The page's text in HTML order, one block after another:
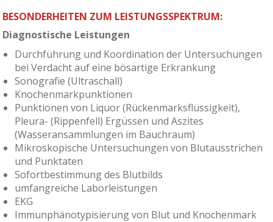
BESONDERHEITEN ZUM LEISTUNGSSPEKTRUM:
Diagnostische Leistungen
Durchführung und Koordination der Untersuchungen
bei Verdacht auf eine bösartige Erkrankung
Sonografie (Ultraschall)
Knochenmarkpunktionen
Punktionen von Liquor (Rückenmarksflüssigkeit),
Pleura- (Rippenfell) Ergüssen und Aszites
(Wasseransammlungen im Bauchraum)
Mikroskopische Untersuchungen von Blutausstrichen
und Punktaten
Sofortbestimmung des Blutbilds
umfangreiche Laborleistungen
EKG
Immunphänotypisierung von Blut und Knochenmark